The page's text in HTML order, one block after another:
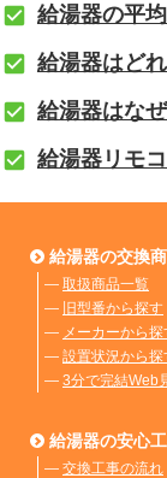
給湯器の平
給湯器はど
給湯器はな
給湯器リモ
給湯器の交換
― 取扱商品一覧
― 旧型番から探す
― メーカーから探
― 設置状況から探
― 3分で完結Web
給湯器の安心
― 交換工事の流れ